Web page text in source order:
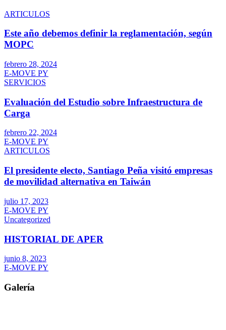
ARTICULOS
Este año debemos definir la reglamentación, según
MOPC
febrero 28, 2024
E-MOVE PY
SERVICIOS
Evaluación del Estudio sobre Infraestructura de
Carga
febrero 22, 2024
E-MOVE PY
ARTICULOS
El presidente electo, Santiago Peña visitó empresas
de movilidad alternativa en Taiwán
julio 17, 2023
E-MOVE PY
Uncategorized
HISTORIAL DE APER
junio 8, 2023
E-MOVE PY
Galería